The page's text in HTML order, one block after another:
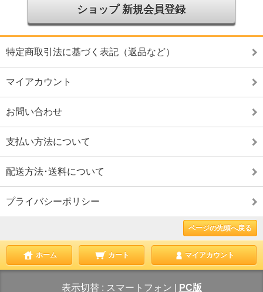
ショップ 新規会員登録
特定商取引法に基づく表記（返品など）
マイアカウント
お問い合わせ
支払い方法について
配送方法･送料について
プライバシーポリシー
ページの先頭へ戻る
ホーム カート マイアカウント
表示切替 : スマートフォン PC版